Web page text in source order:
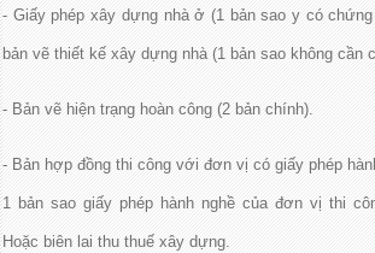
- Giấy phép xây dựng nhà ở (1 bản sao y có
bản vẽ thiết kế xây dựng nhà (1 bản sao không cần
- Bản vẽ hiện trạng hoàn công (2 bản chính).
- Bản hợp đồng thi công với đơn vị có giấy phép
1 bản sao giấy phép hành nghề của đơn vị thi
Hoặc biên lai thu thuế xây dựng.